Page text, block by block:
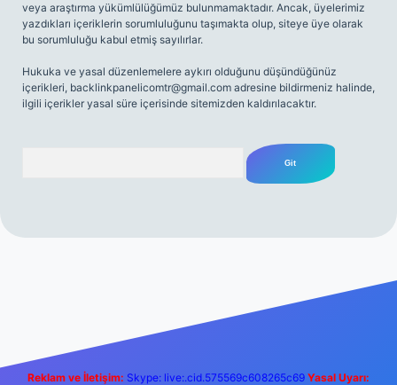
veya araştırma yükümlülüğümüz bulunmamaktadır. Ancak, üyelerimiz
yazdıkları içeriklerin sorumluluğunu taşımakta olup, siteye üye olarak
bu sorumluluğu kabul etmiş sayılırlar.
Hukuka ve yasal düzenlemelere aykırı olduğunu düşündüğünüz
içerikleri, backlinkpanelicomtr@gmail.com adresine bildirmeniz halinde,
ilgili içerikler yasal süre içerisinde sitemizden kaldırılacaktır.
Reklam ve İletişim: Skype: live:.cid.575569c608265c69 Yasal Uyarı: